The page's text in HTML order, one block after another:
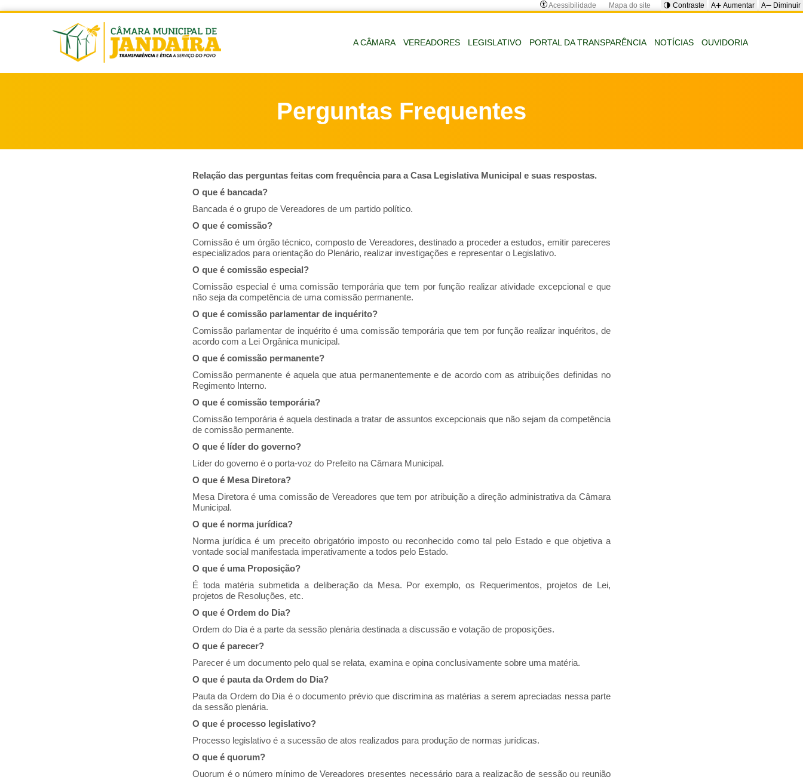
Acessibilidade Mapa do site 🌗 Contraste A➕ Aumentar A➖ Diminuir
A CÂMARA VEREADORES LEGISLATIVO PORTAL DA TRANSPARÊNCIA NOTÍCIAS OUVIDORIA
Perguntas Frequentes
Relação das perguntas feitas com frequência para a Casa Legislativa Municipal e suas respostas.
O que é bancada?
Bancada é o grupo de Vereadores de um partido político.
O que é comissão?
Comissão é um órgão técnico, composto de Vereadores, destinado a proceder a estudos, emitir pareceres
especializados para orientação do Plenário, realizar investigações e representar o Legislativo.
O que é comissão especial?
Comissão especial é uma comissão temporária que tem por função realizar atividade excepcional e que
não seja da competência de uma comissão permanente.
O que é comissão parlamentar de inquérito?
Comissão parlamentar de inquérito é uma comissão temporária que tem por função realizar inquéritos, de
acordo com a Lei Orgânica municipal.
O que é comissão permanente?
Comissão permanente é aquela que atua permanentemente e de acordo com as atribuições definidas no
Regimento Interno.
O que é comissão temporária?
Comissão temporária é aquela destinada a tratar de assuntos excepcionais que não sejam da competência
de comissão permanente.
O que é líder do governo?
Líder do governo é o porta-voz do Prefeito na Câmara Municipal.
O que é Mesa Diretora?
Mesa Diretora é uma comissão de Vereadores que tem por atribuição a direção administrativa da Câmara
Municipal.
O que é norma jurídica?
Norma jurídica é um preceito obrigatório imposto ou reconhecido como tal pelo Estado e que objetiva a
vontade social manifestada imperativamente a todos pelo Estado.
O que é uma Proposição?
É toda matéria submetida a deliberação da Mesa. Por exemplo, os Requerimentos, projetos de Lei,
projetos de Resoluções, etc.
O que é Ordem do Dia?
Ordem do Dia é a parte da sessão plenária destinada a discussão e votação de proposições.
O que é parecer?
Parecer é um documento pelo qual se relata, examina e opina conclusivamente sobre uma matéria.
O que é pauta da Ordem do Dia?
Pauta da Ordem do Dia é o documento prévio que discrimina as matérias a serem apreciadas nessa parte
da sessão plenária.
O que é processo legislativo?
Processo legislativo é a sucessão de atos realizados para produção de normas jurídicas.
O que é quorum?
Quorum é o número mínimo de Vereadores presentes necessário para a realização de sessão ou reunião